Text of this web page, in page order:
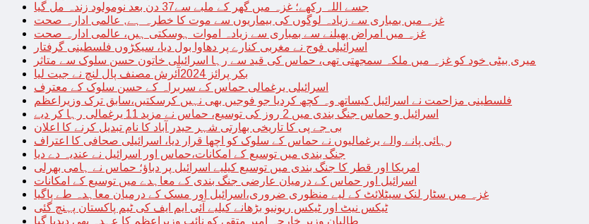
جسے اللہ رکھے؛ غزہ میں گھر کے ملبے سے37 دن بعد نومولود زندہ مل گیا
غزہ میں بمباری سے زیادہ لوگوں کی بیماریوں سے موت کا خطرہ ہے, عالمی ادارہ صحت
غزہ میں امراض پھیلنے سے بمباری سے زیادہ اموات ہوسکتی ہیں، عالمی ادارہ صحت
اسرائیلی فوج نے مغربی کنارے پر دھاوا بول دیا، سیکڑوں فلسطینی گرفتار
میری بیٹی خود کو غزہ میں ملکہ سمجھتی تھی، حماس کی قید سے رہا اسرائیلی خاتون حسن سلوک سے متاثر
بکر پرائز 2024آئرش مصنف پال لنچ نے جیت لیا
اسرائیلی یرغمالی حماس کے سربراہ کے حسن سلوک کے معترف
فلسطینی مزاحمت نے اسرائیل کیساتھ وہ کچھ کردیا جو فوجیں بھی نہیں کرسکتیں،سابق ترک وزیراعظم
اسرائیل و حماس جنگ بندی میں 2 روز کی توسیع، حماس نے مزید 11 یرغمالی رہا کر دیے
بی جے پی کا تاریخی بھارتی شہر حیدر آباد کا نام تبدیل کرنے کا اعلان
رہائی پانے والے یرغمالیوں نے حماس کے سلوک کو اچھا قرار دیا، اسرائیلی صحافی کا اعتراف
جنگ بندی میں توسیع کے امکانات،حماس اور اسرائیل نے عندیہ دے دیا
امریکا اور قطر کا جنگ بندی میں توسیع کیلیے اسرائیل پر دباؤ؛ حماس نے ہامی بھرلی
اسرائیل اور حماس کے درمیان عارضی جنگ بندی کے معاہدے میں توسیع کے امکانات
غزہ میں سٹار لنک سیٹلائٹ کے لیے منظوری ضروری،اسرائیل اور مسک کے درمیان معاہدہ طے پاگیا
ٹیکس نیٹ اور ٹیکس ریونیو بڑھانے کیلیے آئی ایم ایف کی ٹیم پاکستان پہنچ گئی
طالبان وزیر خارجہ امیر متقی کو نائب وزیراعظم کا عہدہ بھی دیدیا گیا